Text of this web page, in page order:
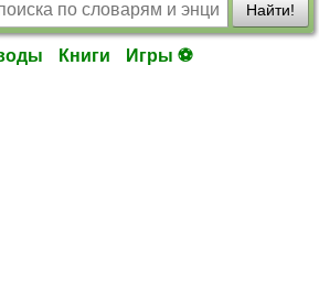
Найти!
Книги Игры ⚽